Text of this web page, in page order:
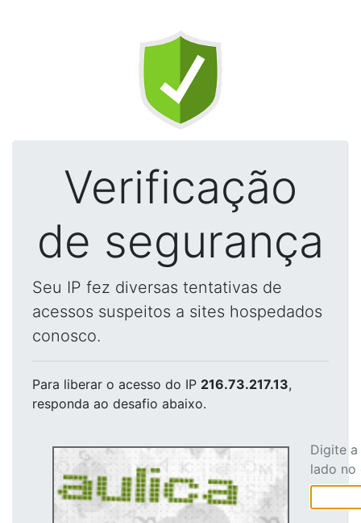
Verificação
de segurança
Seu IP fez diversas tentativas de
acessos suspeitos a sites hospedados
conosco.
Para liberar o acesso do IP 216.73.217.13,
responda ao desafio abaixo.
Digite
lado no